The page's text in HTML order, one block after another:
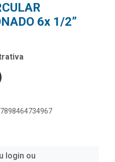
6x 1/2”
login ou